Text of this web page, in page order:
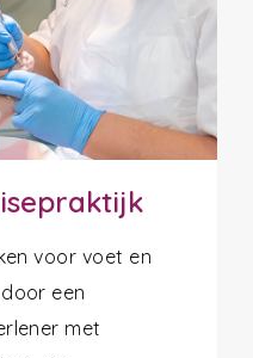
voor voet en
een
met